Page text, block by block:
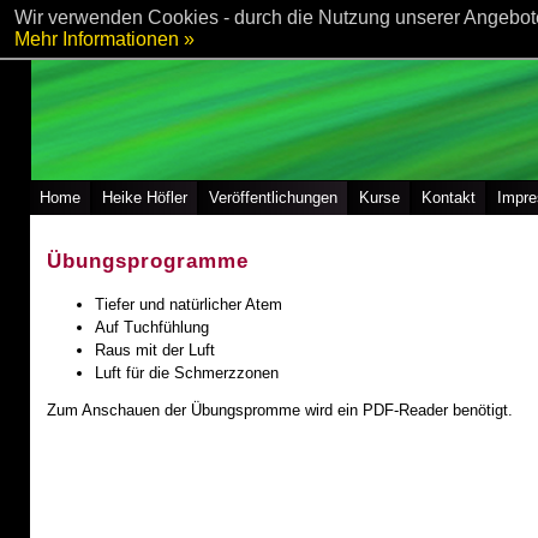
Home Heike Höfler Veröffentlichungen Kurse Kontakt
Übungsprogramme
Tiefer und natürlicher Atem
Auf Tuchfühlung
Raus mit der Luft
Luft für die Schmerzzonen
Zum Anschauen der Übungspromme wird ein PDF-Reader benötigt.
Wir verwenden Cookies - durch die Nutzung unserer
Mehr Informationen »